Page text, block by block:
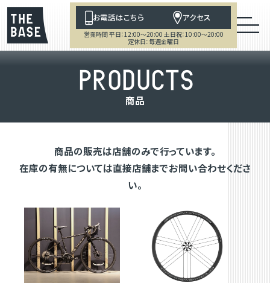
お電話はこちら アクセス
営業時間 平日：12:00～20:00 土日祝：10:00～20:00
定休日：毎週金曜日
PRODUCTS
商品
商品の販売は店舗のみで行っています。
在庫の有無については直接店舗までお問い合わせくださ
い。